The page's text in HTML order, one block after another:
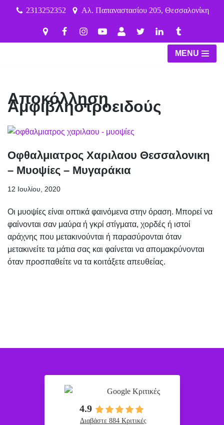
Μεταπηδήστε
2313252352 Αλ. Παπαναστασίου 205, Θεσσαλονίκη
MENU
Αποκόλληση
Αμφιβληστροειδούς
Οφθαλμιατρος Χαριλαου Θεσσαλονικη
– Μυοψίες – Μυγαράκια
12 Ιουλίου, 2020
Οι μυοψίες είναι οπτικά φαινόμενα στην όραση. Μπορεί να
φαίνονται σαν μαύρα ή γκρί στίγματα, χορδές ή ιστοί
αράχνης που μετακινούνται ή παρασύρονται όταν
μετακινείτε τα μάτια σας και φαίνεται να απομακρύνονται
όταν προσπαθείτε να τα κοιτάξετε απευθείας.
Google Κριτικές
4.9
Διαβάστε 884 Κριτικές